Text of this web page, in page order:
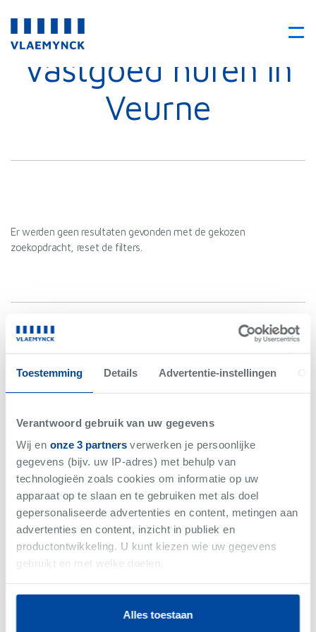
Toestemming Details Advertentie-instellingen
Verantwoord gebruik van uw gegevens
Wij en onze 3 partnersverwerken je persoonlijke
gegevens (bijv. uw IP-adres) met behulp van
technologieën zoals cookies om informatie op uw
apparaat op te slaan en te gebruiken met als doel
gepersonaliseerde advertenties en content, metingen aan
advertenties en content, inzicht in publiek en
productontwikkeling. U kunt kiezen wie uw gegevens
gebruikt en met welke doelen.
Als u het toestaat, willen we ook graag:
Informatie verzamelen over uw geografische
Alles toestaan
Vastgoed huren in
Veurne
Er werden geen resultaten gevonden met de gekozen
zoekopdracht, reset de filters.
Net gemist
VERKOCHT
-Woning
Vlaemynck business magazine